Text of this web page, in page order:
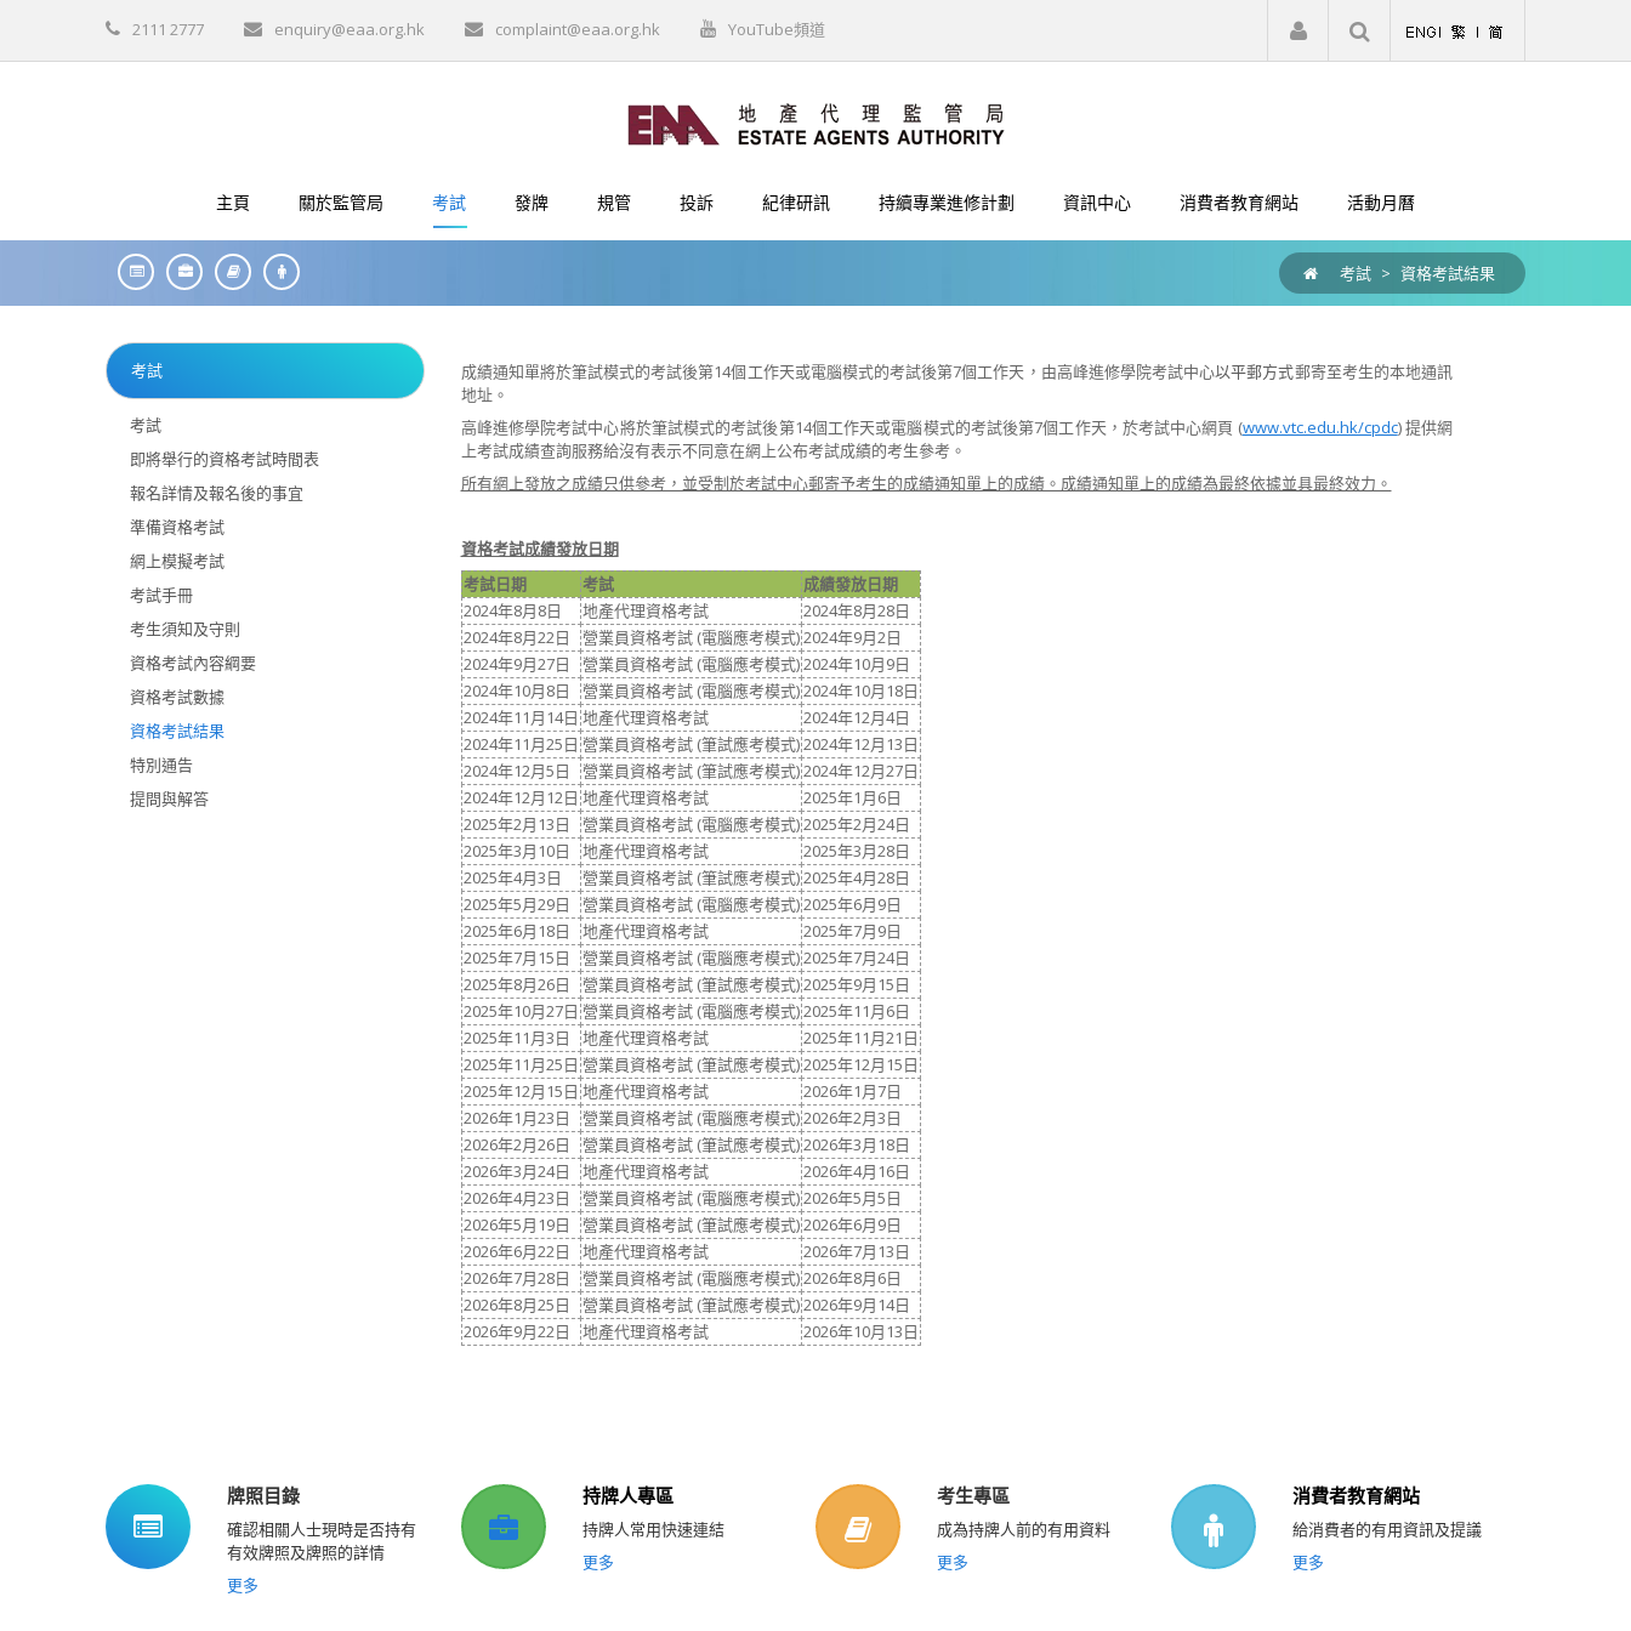
2111 2777 enquiry@eaa.org.hk complaint@eaa.org.hk YouTube頻道 註冊 登入
主頁 關於監管局 考試 發牌 規管 投訴 紀律研訊 持續專業進修計劃 資訊中心 消費者教育網站 活動月曆
考試 > 資格考試結果
考試
考試
即將舉行的資格考試時間表
報名詳情及報名後的事宜
準備資格考試
網上模擬考試
考試手冊
考生須知及守則
資格考試內容綱要
資格考試數據
資格考試結果
特別通告
提問與解答
成績通知單將於筆試模式的考試後第14個工作天或電腦模式的考試後第7個工作天，由高峰進修學院考試中心以平郵方式郵寄至考生的本地通訊
地址。
高峰進修學院考試中心將於筆試模式的考試後第14個工作天或電腦模式的考試後第7個工作天，於考試中心網頁 (www.vtc.edu.hk/cpdc) 提供網
上考試成績查詢服務給沒有表示不同意在網上公布考試成績的考生參考。
所有網上發放之成績只供參考，並受制於考試中心郵寄予考生的成績通知單上的成績。成績通知單上的成績為最終依據並具最終效力。
資格考試成績發放日期
考試日期
考試
成績發放日期
2024年8月8日
地產代理資格考試
2024年8月28日
2024年8月22日
營業員資格考試 (電腦應考模式)2024年9月2日
2024年9月27日
營業員資格考試 (電腦應考模式)2024年10月9日
2024年10月8日
營業員資格考試 (電腦應考模式)2024年10月18日
2024年11月14日 地產代理資格考試
2024年12月4日
2024年11月25日 營業員資格考試 (筆試應考模式)2024年12月13日
2024年12月5日
營業員資格考試 (筆試應考模式)2024年12月27日
2024年12月12日 地產代理資格考試
2025年1月6日
2025年2月13日
營業員資格考試 (電腦應考模式)2025年2月24日
2025年3月10日
地產代理資格考試
2025年3月28日
2025年4月3日
營業員資格考試 (筆試應考模式)2025年4月28日
2025年5月29日
營業員資格考試 (電腦應考模式)2025年6月9日
2025年6月18日
地產代理資格考試
2025年7月9日
2025年7月15日
營業員資格考試 (電腦應考模式)2025年7月24日
2025年8月26日
營業員資格考試 (筆試應考模式)2025年9月15日
2025年10月27日 營業員資格考試 (電腦應考模式)2025年11月6日
2025年11月3日
地產代理資格考試
2025年11月21日
2025年11月25日 營業員資格考試 (筆試應考模式)2025年12月15日
2025年12月15日 地產代理資格考試
2026年1月7日
2026年1月23日
營業員資格考試 (電腦應考模式)2026年2月3日
2026年2月26日
營業員資格考試 (筆試應考模式)2026年3月18日
2026年3月24日
地產代理資格考試
2026年4月16日
2026年4月23日
營業員資格考試 (電腦應考模式)2026年5月5日
2026年5月19日
營業員資格考試 (筆試應考模式)2026年6月9日
2026年6月22日
地產代理資格考試
2026年7月13日
2026年7月28日
營業員資格考試 (電腦應考模式)2026年8月6日
2026年8月25日
營業員資格考試 (筆試應考模式)2026年9月14日
2026年9月22日
地產代理資格考試 2026年10月13日
牌照目錄
確認相關人士現時是否持有
有效牌照及牌照的詳情
更多
持牌人專區
持牌人常用快速連結
更多
考生專區
成為持牌人前的有用資料
更多
消費者教育網站
給消費者的有用資訊及提議
更多